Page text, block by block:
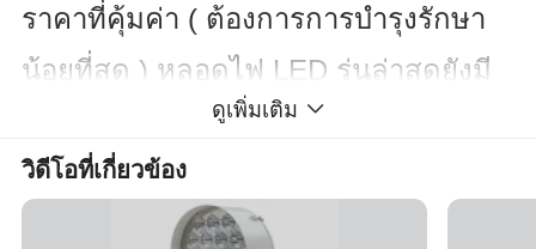
ราคาที่คุ้มค่า ( ต้องการการบำรุงรักษา
น้อยที่สุด ) หลอดไฟ LED รุ่นล่าสุดยังมี
ข้อดีใหม่อีกมากมายได้แก่ไฟฉาย LED
ขนาดกว้างเหมาะกับการทำงานระยะ
ใกล้มากกว่าฮาโลเจนในขณะที่ ลำแสง
ดูเพิ่มเติม
วิดีโอที่เกี่ยวข้อง